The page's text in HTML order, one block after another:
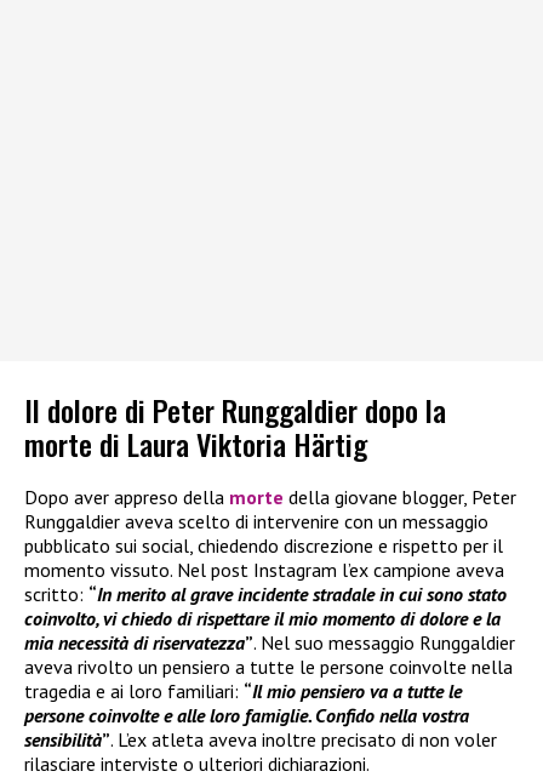
Il dolore di Peter Runggaldier dopo la
morte di Laura Viktoria Härtig
Dopo aver appreso della morte della giovane blogger, Peter
Runggaldier aveva scelto di intervenire con un messaggio
pubblicato sui social, chiedendo discrezione e rispetto per il
momento vissuto. Nel post Instagram l’ex campione aveva
scritto: “In merito al grave incidente stradale in cui sono stato
coinvolto, vi chiedo di rispettare il mio momento di dolore e la
mia necessità di riservatezza”. Nel suo messaggio Runggaldier
aveva rivolto un pensiero a tutte le persone coinvolte nella
tragedia e ai loro familiari: “Il mio pensiero va a tutte le
persone coinvolte e alle loro famiglie. Confido nella vostra
sensibilità”. L’ex atleta aveva inoltre precisato di non voler
rilasciare interviste o ulteriori dichiarazioni.